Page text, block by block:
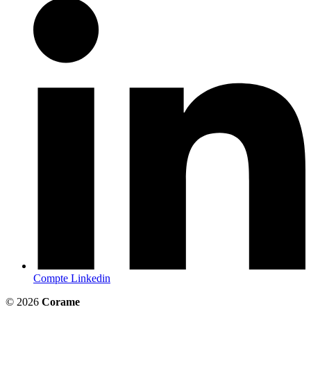
Compte Linkedin
© 2026 Corame